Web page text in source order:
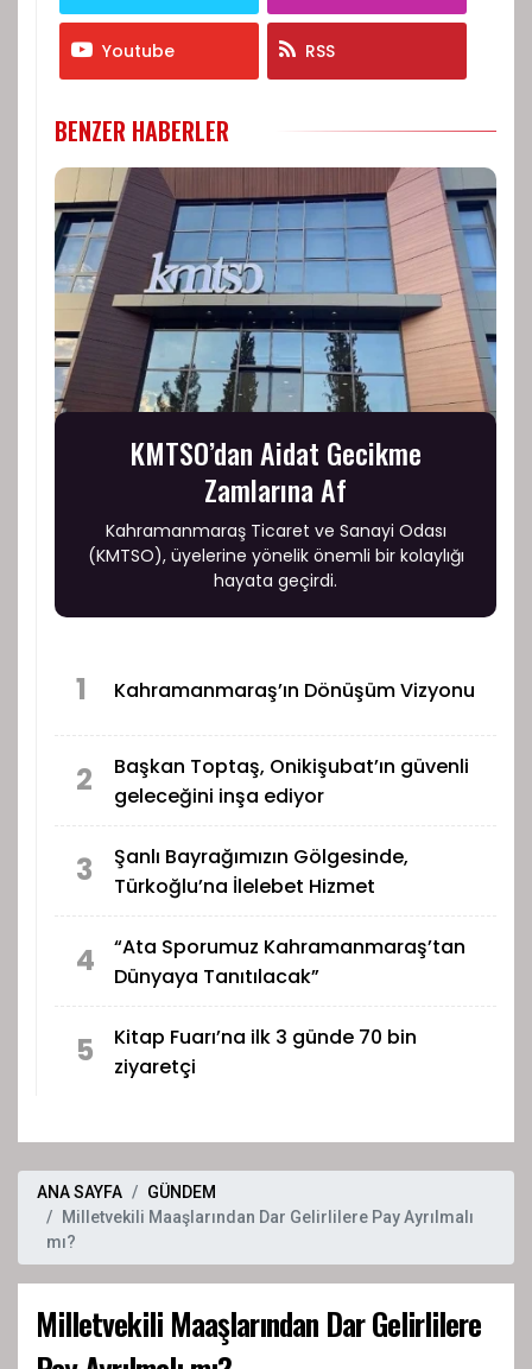
Youtube RSS
BENZER HABERLER
KMTSO’dan Aidat Gecikme
Zamlarına Af
Kahramanmaraş Ticaret ve Sanayi Odası
(KMTSO), üyelerine yönelik önemli bir kolaylığı
hayata geçirdi.
1 Kahramanmaraş’ın Dönüşüm Vizyonu
2
Başkan Toptaş, Onikişubat’ın güvenli
geleceğini inşa ediyor
3
Şanlı Bayrağımızın Gölgesinde,
Türkoğlu’na İlelebet Hizmet
4
“Ata Sporumuz Kahramanmaraş’tan
Dünyaya Tanıtılacak”
5
Kitap Fuarı’na ilk 3 günde 70 bin
ziyaretçi
ANA SAYFA
GÜNDEM
Milletvekili Maaşlarından Dar Gelirlilere Pay Ayrılmalı
mı?
Milletvekili Maaşlarından Dar Gelirlilere